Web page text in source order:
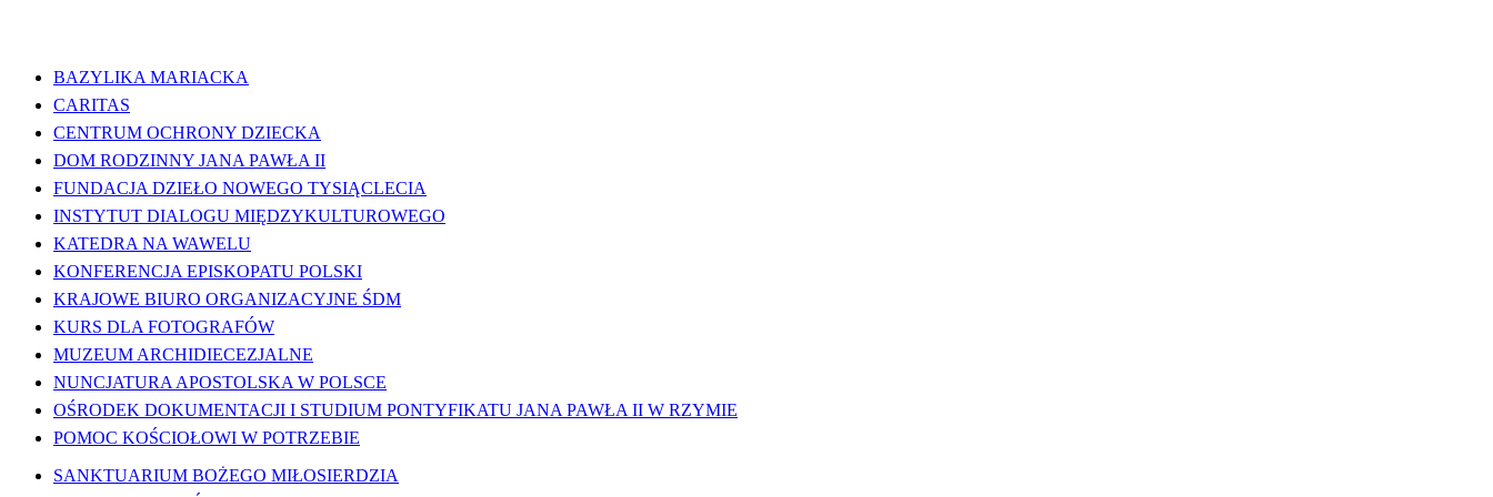
BAZYLIKA MARIACKA
CARITAS
CENTRUM OCHRONY DZIECKA
DOM RODZINNY JANA PAWŁA II
FUNDACJA DZIEŁO NOWEGO TYSIĄCLECIA
INSTYTUT DIALOGU MIĘDZYKULTUROWEGO
KATEDRA NA WAWELU
KONFERENCJA EPISKOPATU POLSKI
KRAJOWE BIURO ORGANIZACYJNE ŚDM
KURS DLA FOTOGRAFÓW
MUZEUM ARCHIDIECEZJALNE
NUNCJATURA APOSTOLSKA W POLSCE
OŚRODEK DOKUMENTACJI I STUDIUM PONTYFIKATU JANA PAWŁA II W RZYMIE
POMOC KOŚCIOŁOWI W POTRZEBIE
SANKTUARIUM BOŻEGO MIŁOSIERDZIA